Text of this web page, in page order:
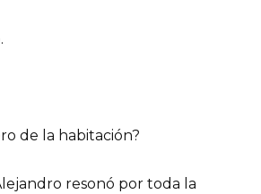
de la habitación?
resonó por toda la